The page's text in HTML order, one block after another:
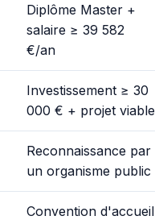
Diplôme Master +
salaire ≥ 39 582
€/an
Investissement ≥ 30
000 € + projet viable
Reconnaissance par
un organisme public
Convention d'accueil